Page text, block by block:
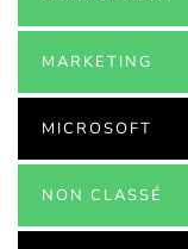
MARKETING
MICROSOFT
NON CLASSÉ